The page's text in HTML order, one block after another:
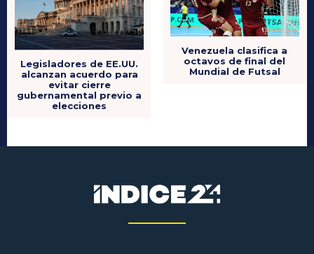
Legisladores de EE.UU.
alcanzan acuerdo para
evitar cierre
gubernamental previo a
elecciones
Venezuela clasifica a
octavos de final del
Mundial de Futsal